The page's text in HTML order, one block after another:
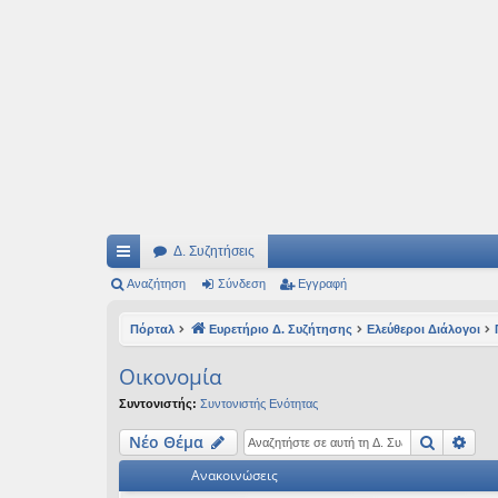
ρή
ς
νδ
Δ. Συζητήσεις
Αναζήτηση Σύνδεση Εγγραφή
Πόρταλ Ευρετήριο Δ. Συζήτησης Ελεύθεροι Διάλογοι
Oικονομία
Συντονιστής: Συντονιστής Ενότητας
Νέο Θέμα
Ανακοινώσεις